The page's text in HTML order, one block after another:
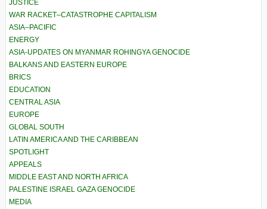
JUSTICE
WAR RACKET–CATASTROPHE CAPITALISM
ASIA–PACIFIC
ENERGY
ASIA-UPDATES ON MYANMAR ROHINGYA GENOCIDE
BALKANS AND EASTERN EUROPE
BRICS
EDUCATION
CENTRAL ASIA
EUROPE
GLOBAL SOUTH
LATIN AMERICA AND THE CARIBBEAN
SPOTLIGHT
APPEALS
MIDDLE EAST AND NORTH AFRICA
PALESTINE ISRAEL GAZA GENOCIDE
MEDIA